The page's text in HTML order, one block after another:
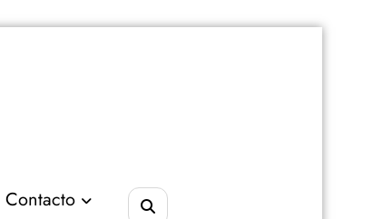
Contacto